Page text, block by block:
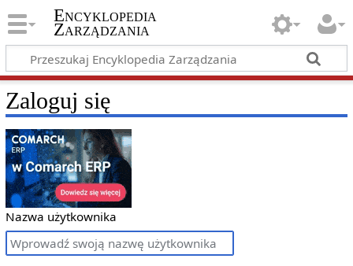
Encyklopedia
Zarządzania
Zaloguj się
Nazwa użytkownika